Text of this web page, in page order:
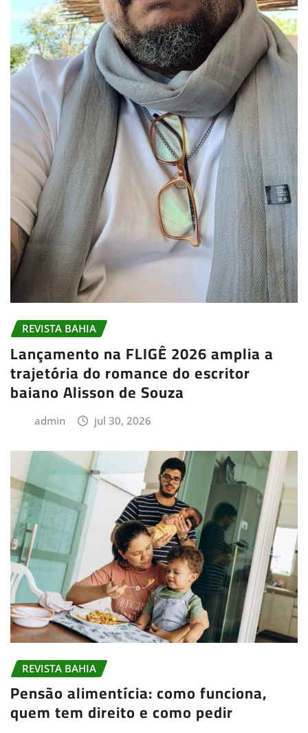
REVISTA BAHIA
Lançamento na FLIGÊ 2026 amplia a
trajetória do romance do escritor
baiano Alisson de Souza
admin jul 30, 2026
REVISTA BAHIA
Pensão alimentícia: como funciona,
quem tem direito e como pedir